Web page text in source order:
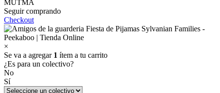
MUTMA
Seguir comprando
Checkout
×
Se va a agregar 1 ítem a tu carrito
¿Es para un colectivo?
No
Sí